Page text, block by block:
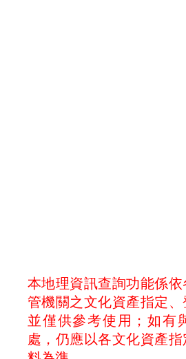
本地理資訊查詢功能係
管機關之文化資產指定、
並僅供參考使用；如有
處，仍應以各文化資產